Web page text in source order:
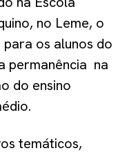
no Leme, o
os alunos do
permanência na
do ensino
temáticos,